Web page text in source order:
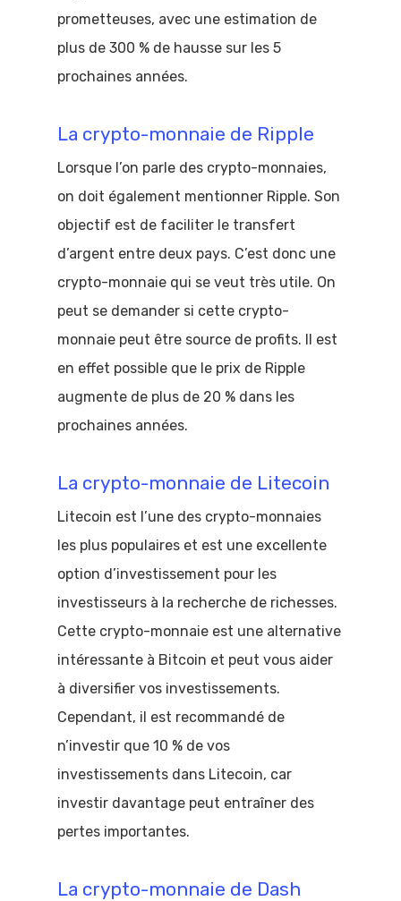
prometteuses, avec une estimation de
plus de 300 % de hausse sur les 5
prochaines années.
La crypto-monnaie de Ripple
Lorsque l’on parle des crypto-monnaies,
on doit également mentionner Ripple. Son
objectif est de faciliter le transfert
d’argent entre deux pays. C’est donc une
crypto-monnaie qui se veut très utile. On
peut se demander si cette crypto-
monnaie peut être source de profits. Il est
en effet possible que le prix de Ripple
augmente de plus de 20 % dans les
prochaines années.
La crypto-monnaie de Litecoin
Litecoin est l’une des crypto-monnaies
les plus populaires et est une excellente
option d’investissement pour les
investisseurs à la recherche de richesses.
Cette crypto-monnaie est une alternative
intéressante à Bitcoin et peut vous aider
à diversifier vos investissements.
Cependant, il est recommandé de
n’investir que 10 % de vos
investissements dans Litecoin, car
investir davantage peut entraîner des
pertes importantes.
La crypto-monnaie de Dash